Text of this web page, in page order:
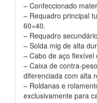
– Confeccionado
– Requadro principal
60×40.
– Requadro
– Solda mig de alta
– Cabo de aço flexível
– Caixa de contra-
diferenciada com alta
– Roldanas e
exclusivamente para